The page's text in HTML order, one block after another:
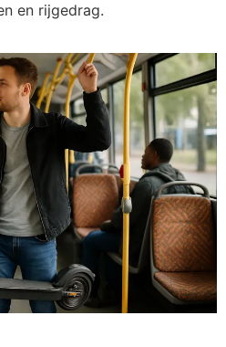
en rijgedrag.